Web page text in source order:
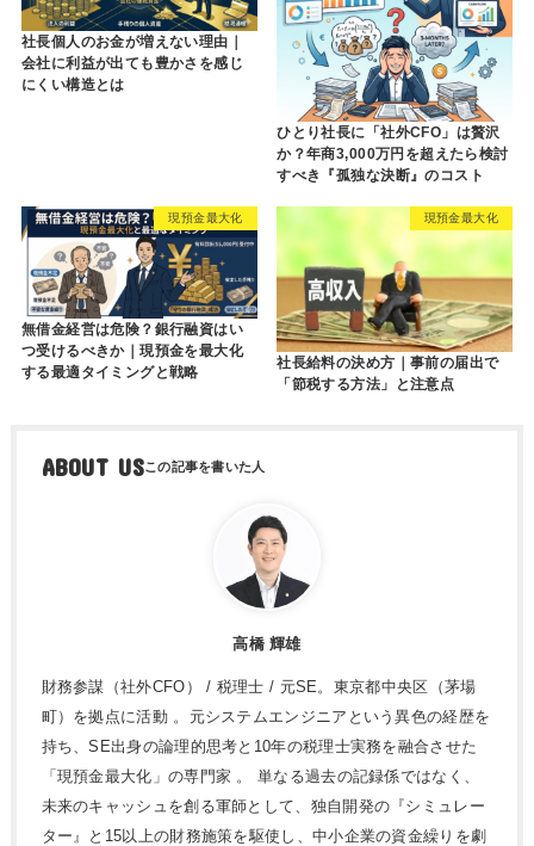
社長個人のお金が増えない理由｜
会社に利益が出ても豊かさを感じ
にくい構造とは
ひとり社長に「社外CFO」は贅沢
か？年商3,000万円を超えたら検討
すべき『孤独な決断』のコスト
現預金最大化
無借金経営は危険？銀行融資はい
つ受けるべきか｜現預金を最大化
する最適タイミングと戦略
現預金最大化
社長給料の決め方｜事前の届出で
「節税する方法」と注意点
ABOUT US
高橋 輝雄
財務参謀（社外CFO） / 税理士 / 元SE。東京都中央区（茅場
町）を拠点に活動 。元システムエンジニアという異色の経歴を
持ち、SE出身の論理的思考と10年の税理士実務を融合させた
「現預金最大化」の専門家 。 単なる過去の記録係ではなく、
未来のキャッシュを創る軍師として、独自開発の『シミュレー
ター』と15以上の財務施策を駆使し、中小企業の資金繰りを劇